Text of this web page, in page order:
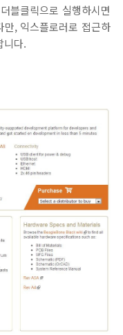
블클릭으로 실행하시면
, 익스플로러로 접근하
니다.